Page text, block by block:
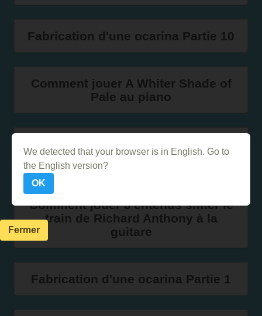
Fabrication d'une ocarina Partie 10
Comment jouer A Whiter Shade of
Pale au piano
Christophe Maé au piano
Comment jouer J'entends siffler le
train de Richard Anthony à la
guitare
Fabrication d'une ocarina Partie 1
We detected that your browser is in English. Go to
the English version?
OK
Fermer